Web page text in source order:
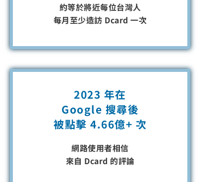
約等於將近每位台灣人
每月至少造訪 Dcard 一次
2023 年在
Google 搜尋後
被點擊4.66億+ 次
網路使用者相信
來自 Dcard 的評論